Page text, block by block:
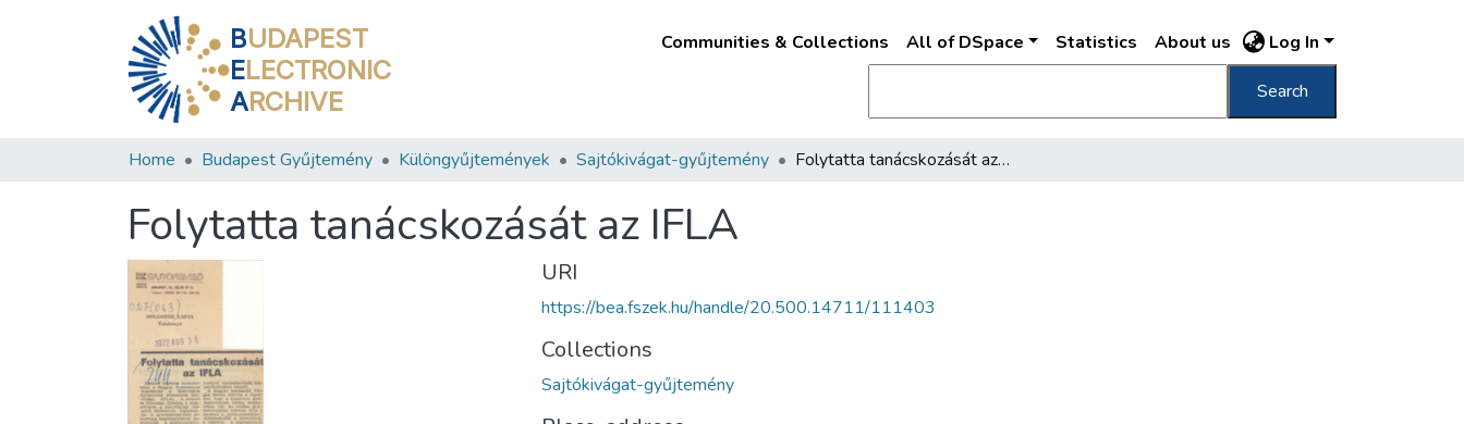
BUDAPEST
ELECTRONIC
ARCHIVE
Communities & Collections All of DSpace Statistics About us Log In
Search
Home Budapest Gyűjtemény Különgyűjtemények Sajtókivágat-gyűjtemény Folytatta tanácskozását az IFLA
Folytatta tanácskozását az IFLA
URI
https://bea.fszek.hu/handle/20.500.14711/111403
Collections
Sajtókivágat-gyűjtemény